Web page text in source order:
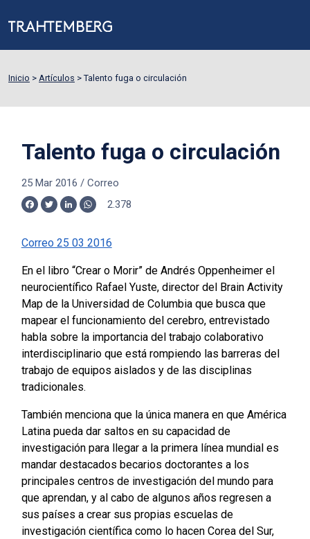
Inicio > Artículos > Talento fuga o circulación
Talento fuga o circulación
25 Mar 2016 / Correo
Facebook
TwitterLinkedInWhatsApp
2.378
Correo 25 03 2016
En el libro “Crear o Morir” de Andrés Oppenheimer el
neurocientífico Rafael Yuste, director del Brain Activity
Map de la Universidad de Columbia que busca que
mapear el funcionamiento del cerebro, entrevistado
habla sobre la importancia del trabajo colaborativo
interdisciplinario que está rompiendo las barreras del
trabajo de equipos aislados y de las disciplinas
tradicionales.
También menciona que la única manera en que América
Latina pueda dar saltos en su capacidad de
investigación para llegar a la primera línea mundial es
mandar destacados becarios doctorantes a los
principales centros de investigación del mundo para
que aprendan, y al cabo de algunos años regresen a
sus países a crear sus propias escuelas de
investigación científica como lo hacen Corea del Sur,